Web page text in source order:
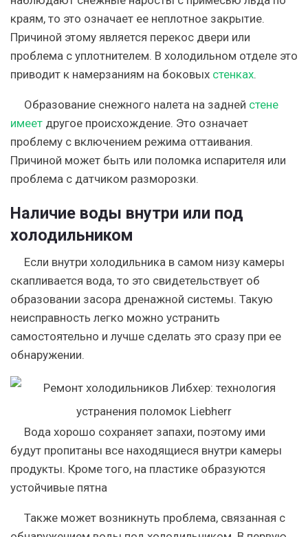
краям, то это означает ее неплотное закрытие.
Причиной этому является перекос двери или
проблема с уплотнителем. В холодильном отделе это
приводит к намерзаниям на боковых стенках.
Образование снежного налета на задней стене
имеет другое происхождение. Это означает
проблему с включением режима оттаивания.
Причиной может быть или поломка испарителя или
проблема с датчиком разморозки.
Наличие воды внутри или под
холодильником
Если внутри холодильника в самом низу камеры
скапливается вода, то это свидетельствует об
образовании засора дренажной системы. Такую
неисправность легко можно устранить
самостоятельно и лучше сделать это сразу при ее
обнаружении.
Вода хорошо сохраняет запахи, поэтому ими
будут пропитаны все находящиеся внутри камеры
продукты. Кроме того, на пластике образуются
устойчивые пятна
Также может возникнуть проблема, связанная с